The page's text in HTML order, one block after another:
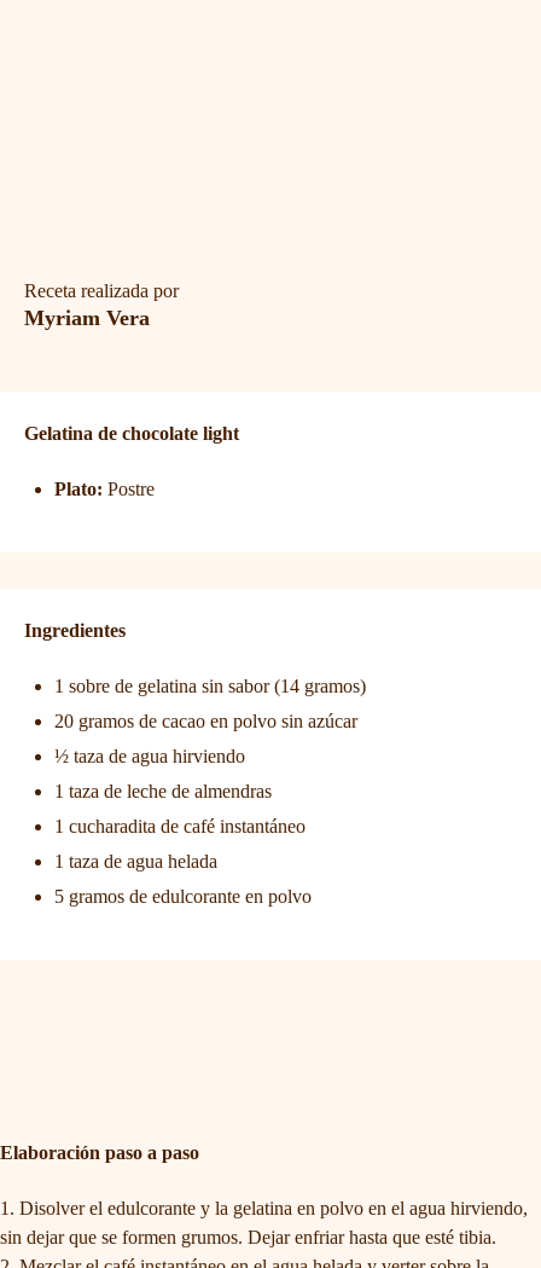
Receta realizada por
Myriam Vera
Gelatina de chocolate light
Plato: Postre
Ingredientes
1 sobre de gelatina sin sabor (14 gramos)
20 gramos de cacao en polvo sin azúcar
½ taza de agua hirviendo
1 taza de leche de almendras
1 cucharadita de café instantáneo
1 taza de agua helada
5 gramos de edulcorante en polvo
Elaboración paso a paso
Disolver el edulcorante y la gelatina en polvo en el agua hirviendo,
sin dejar que se formen grumos. Dejar enfriar hasta que esté tibia.